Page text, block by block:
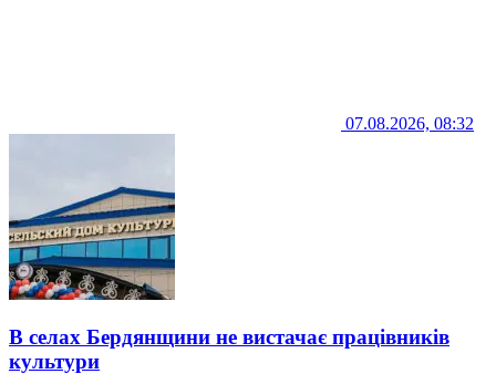
07.08.2026, 08:32
В селах Бердянщини не вистачає працівників
культури